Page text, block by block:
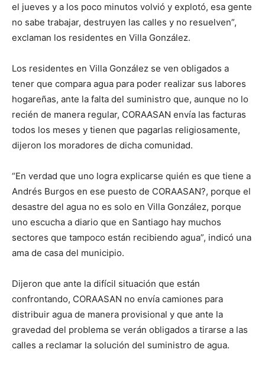
el jueves y a los poco minutos volvió y explotó, esa gente
no sabe trabajar, destruyen las calles y no resuelven”,
exclaman los residentes en Villa González.
Los residentes en Villa González se ven obligados a
tener que compara agua para poder realizar sus labores
hogareñas, ante la falta del suministro que, aunque no lo
recién de manera regular, CORAASAN envía las facturas
todos los meses y tienen que pagarlas religiosamente,
dijeron los moradores de dicha comunidad.
“En verdad que uno logra explicarse quién es que tiene a
Andrés Burgos en ese puesto de CORAASAN?, porque el
desastre del agua no es solo en Villa González, porque
uno escucha a diario que en Santiago hay muchos
sectores que tampoco están recibiendo agua”, indicó una
ama de casa del municipio.
Dijeron que ante la difícil situación que están
confrontando, CORAASAN no envía camiones para
distribuir agua de manera provisional y que ante la
gravedad del problema se verán obligados a tirarse a las
calles a reclamar la solución del suministro de agua.